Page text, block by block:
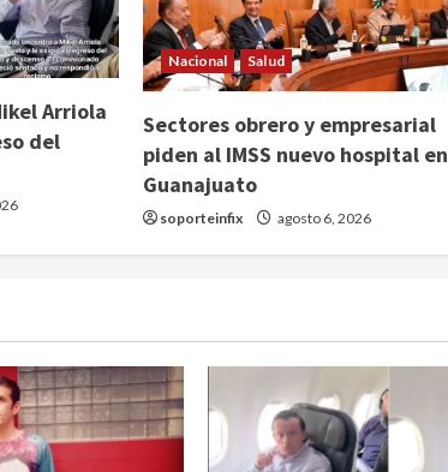
Arriola
del
Nacional Salud
Sectores obrero y empresarial
piden al IMSS nuevo hospital en
Guanajuato
soporteinfix agosto 6, 2026